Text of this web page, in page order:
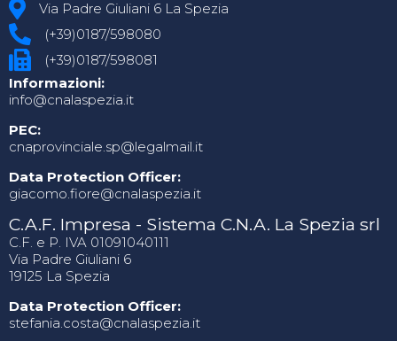
Via Padre Giuliani 6 La Spezia
(+39)0187/598080
(+39)0187/598081
Informazioni:
info@cnalaspezia.it
PEC:
cnaprovinciale.sp@legalmail.it
Data Protection Officer:
giacomo.fiore@cnalaspezia.it
C.A.F. Impresa - Sistema C.N.A. La Spezia srl
C.F. e P. IVA 01091040111
Via Padre Giuliani 6
19125 La Spezia
Data Protection Officer:
stefania.costa@cnalaspezia.it